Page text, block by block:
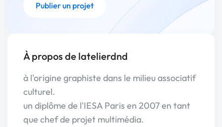
Publier un projet
À propos de latelierdnd
à l'origine graphiste dans le milieu associatif
culturel.
un diplôme de l'IESA Paris en 2007 en tant
que chef de projet multimédia.